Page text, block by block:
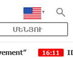
ՄԵՆՅՈՒ
16:11 IDBank